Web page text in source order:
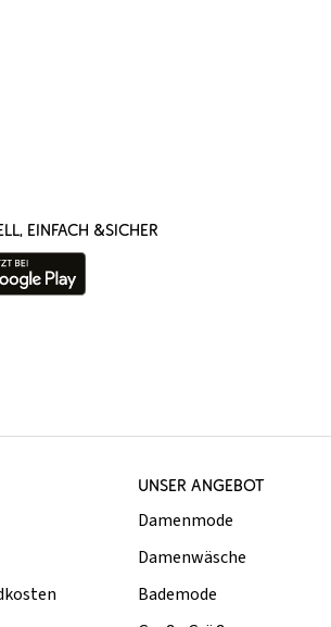
EINFACH &SICHER
UNSER ANGEBOT
Damenmode
Damenwäsche
Bademode